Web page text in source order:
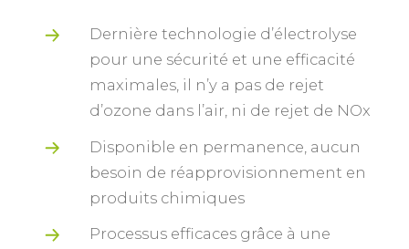
Dernière technologie d’électrolyse
pour une sécurité et une efficacité
maximales, il n’y a pas de rejet
d’ozone dans l’air, ni de rejet de NOx
Disponible en permanence, aucun
besoin de réapprovisionnement en
produits chimiques
Processus efficaces grâce à une